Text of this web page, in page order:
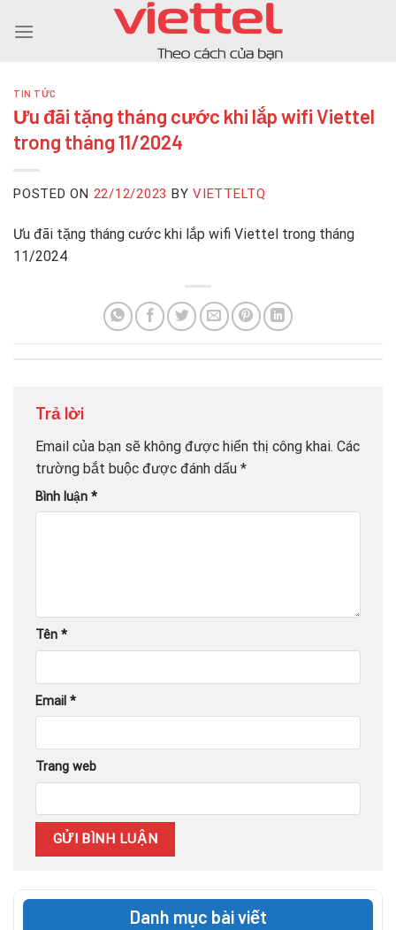
TIN TỨC
Ưu đãi tặng tháng cước khi lắp wifi Viettel
trong tháng 11/2024
POSTED ON 22/12/2023 BY VIETTELTQ
Ưu đãi tặng tháng cước khi lắp wifi Viettel trong tháng
11/2024
Trả lời
Email của bạn sẽ không được hiển thị công khai. Các
trường bắt buộc được đánh dấu *
Bình luận *
Tên *
Email *
Trang web
Danh mục bài viết